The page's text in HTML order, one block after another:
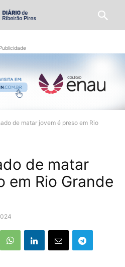
Publicidade
de matar jovem é preso em Rio
de matar
em Rio Grande